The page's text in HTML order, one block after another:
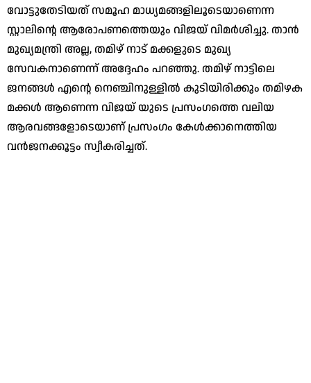
വോട്ടുതേടിയത് സമൂഹ മാധ്യമങ്ങളിലൂടെയാണെന്ന
സ്റ്റാലിന്റെ ആരോപണത്തെയും വിജയ് വിമര്‍ശിച്ചു. താന്‍
മുഖ്യമന്ത്രി അല്ല, തമിഴ് നാട് മക്കളുടെ മുഖ്യ
സേവകനാണെന്ന് അദ്ദേഹം പറഞ്ഞു. തമിഴ് നാട്ടിലെ
ജനങ്ങള്‍ എന്റെ നെഞ്ചിനുള്ളില്‍ കുടിയിരിക്കും തമിഴക
മക്കള്‍ ആണെന്ന വിജയ് യുടെ പ്രസംഗത്തെ വലിയ
ആരവങ്ങളോടെയാണ് പ്രസംഗം കേള്‍ക്കാനെത്തിയ
വന്‍ജനക്കൂട്ടം സ്വീകരിച്ചത്.